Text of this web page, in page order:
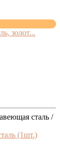
золот...
сталь /